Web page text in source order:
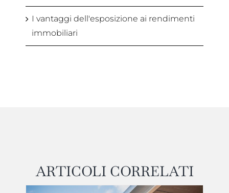
I vantaggi dell'esposizione ai rendimenti
immobiliari
ARTICOLI CORRELATI